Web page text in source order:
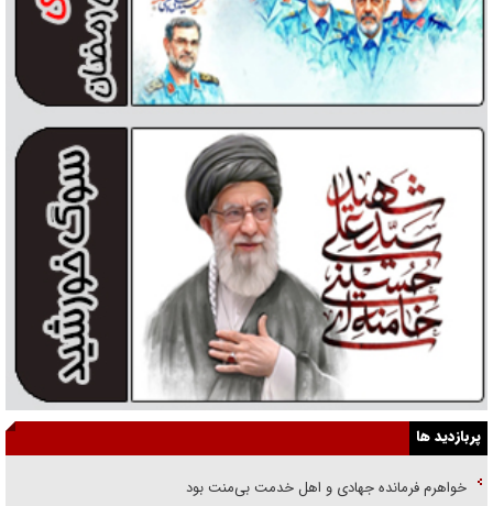
پربازدید ها
خواهرم فرمانده جهادی و اهل خدمت بی‌منت بود